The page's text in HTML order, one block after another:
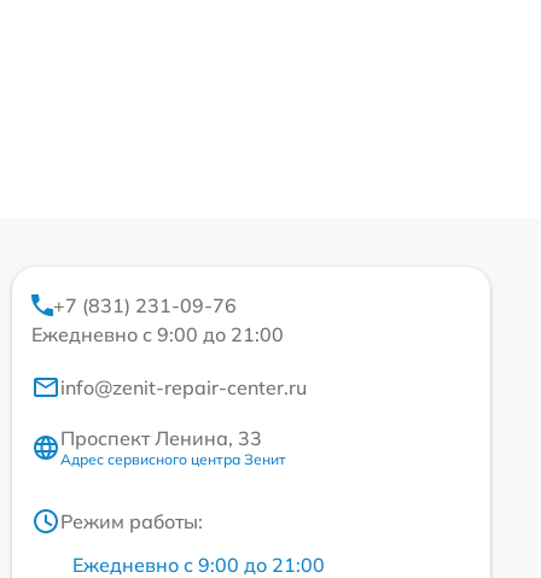
+7 (831) 231-09-76
Ежедневно с 9:00 до 21:00
info@zenit-repair-center.ru
Проспект Ленина, 33
Адрес сервисного центра Зенит
Режим работы:
Ежедневно с 9:00 до 21:00